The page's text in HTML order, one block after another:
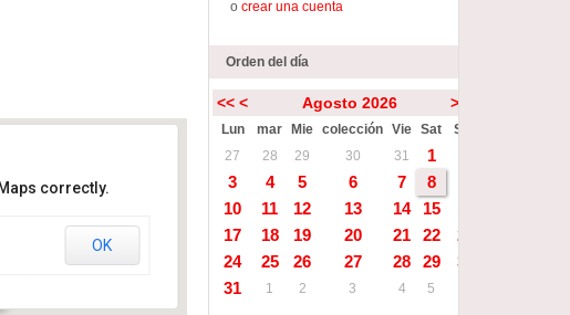
correctly.
OK
ocrear una cuenta
Orden del día
<< < Agosto 2026 >
Lun mar Mie colección Vie Sat
Sun
27
28 29 30 31 1
3
4 5 6 7 8
10
11 12 13 14 15
17
18 19 20 21 22
23
24
25 26 27 28 29
30
31
1 2 3 4 5